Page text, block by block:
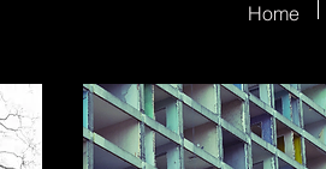
Home